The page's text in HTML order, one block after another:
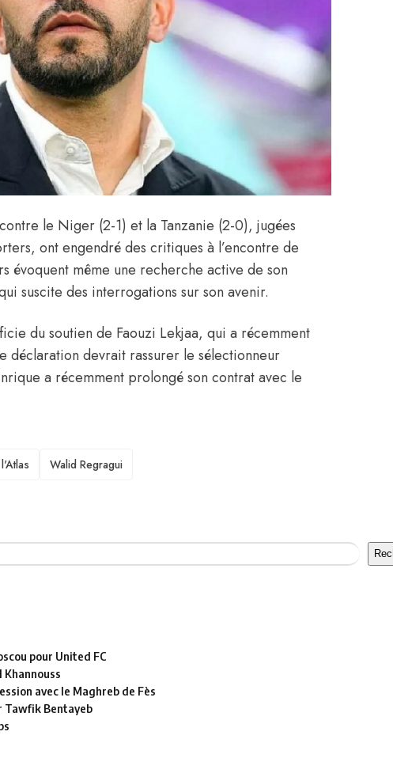
le Niger (2-1) et la Tanzanie (2-0), jugées
ont engendré des critiques à l’encontre de
évoquent même une recherche active de son
suscite des interrogations sur son avenir.
du soutien de Faouzi Lekjaa, qui a récemment
déclaration devrait rassurer le sélectionneur
a récemment prolongé son contrat avec le
Walid Regragui
pour United FC
Khannouss
avec le Maghreb de Fès
Tawfik Bentayeb